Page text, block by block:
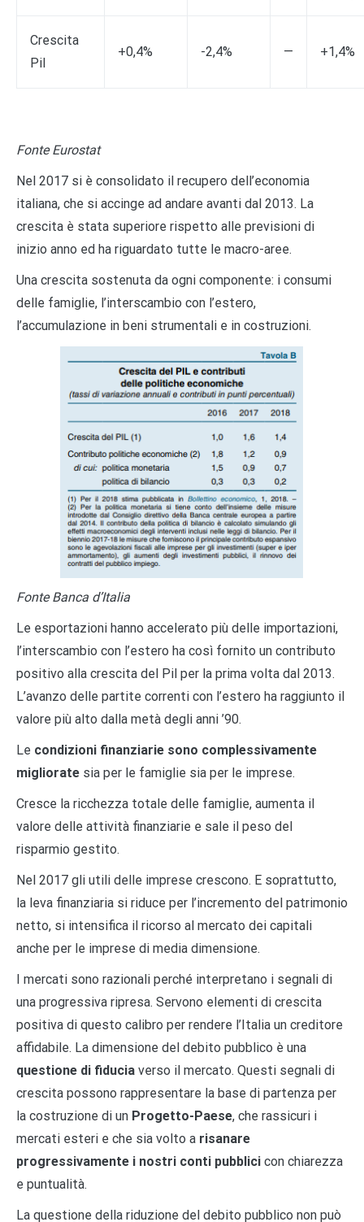
Crescita
Pil
+0,4% -2,4% — +1,4%
Fonte Eurostat
Nel 2017 si è consolidato il recupero dell’economia
italiana, che si accinge ad andare avanti dal 2013. La
crescita è stata superiore rispetto alle previsioni di
inizio anno ed ha riguardato tutte le macro-aree.
Una crescita sostenuta da ogni componente: i consumi
delle famiglie, l’interscambio con l’estero,
l’accumulazione in beni strumentali e in costruzioni.
Fonte Banca d’Italia
Le esportazioni hanno accelerato più delle importazioni,
l’interscambio con l’estero ha così fornito un contributo
positivo alla crescita del Pil per la prima volta dal 2013.
L’avanzo delle partite correnti con l’estero ha raggiunto il
valore più alto dalla metà degli anni ’90.
Le condizioni finanziarie sono complessivamente
migliorate sia per le famiglie sia per le imprese.
Cresce la ricchezza totale delle famiglie, aumenta il
valore delle attività finanziarie e sale il peso del
risparmio gestito.
Nel 2017 gli utili delle imprese crescono. E soprattutto,
la leva finanziaria si riduce per l’incremento del patrimonio
netto, si intensifica il ricorso al mercato dei capitali
anche per le imprese di media dimensione.
I mercati sono razionali perché interpretano i segnali di
una progressiva ripresa. Servono elementi di crescita
positiva di questo calibro per rendere l’Italia un creditore
affidabile. La dimensione del debito pubblico è una
questione di fiducia verso il mercato. Questi segnali di
crescita possono rappresentare la base di partenza per
la costruzione di un Progetto-Paese, che rassicuri i
mercati esteri e che sia volto a risanare
progressivamente i nostri conti pubblici con chiarezza
e puntualità.
La questione della riduzione del debito pubblico non può